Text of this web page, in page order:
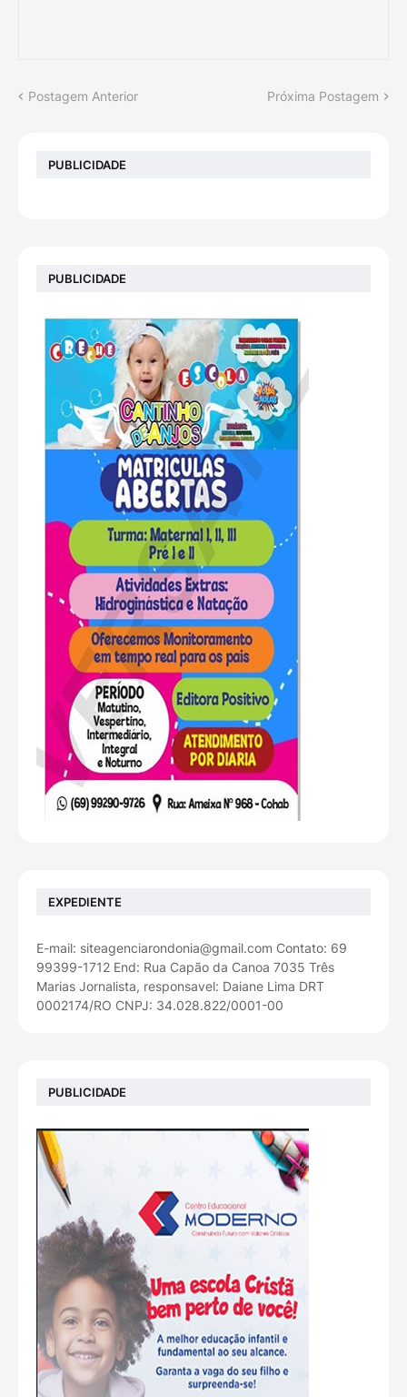
Postagem Anterior Próxima Postagem
PUBLICIDADE
PUBLICIDADE
EXPEDIENTE
E-mail: siteagenciarondonia@gmail.com Contato: 69
99399-1712 End: Rua Capão da Canoa 7035 Três
Marias Jornalista, responsavel: Daiane Lima DRT
0002174/RO CNPJ: 34.028.822/0001-00
PUBLICIDADE